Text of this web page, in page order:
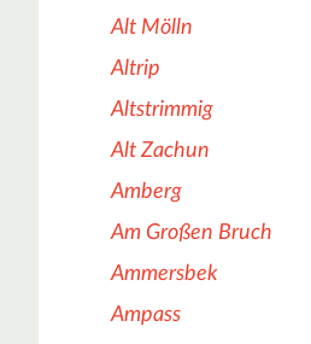
Alt Mölln
Altrip
Altstrimmig
Alt Zachun
Amberg
Am Großen Bruch
Ammersbek
Ampass